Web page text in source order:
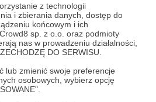
z technologii
i zbierania danych, dostęp do
końcowym i ich
sp. z o.o. oraz podmioty
nas w prowadzeniu działalności,
DO SERWISU.
lub zmienić swoje preferencje
osobowych, wybierz opcję
Regulaminserwisu oraz